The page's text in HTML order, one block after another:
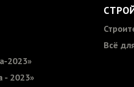
2023»
- 2023»
Всё